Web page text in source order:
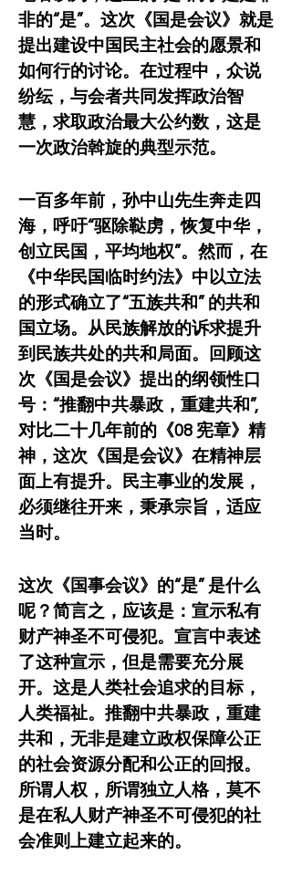
非的“是”。这次《国是会议》就是
提出建设中国民主社会的愿景和
如何行的讨论。在过程中，众说
纷纭，与会者共同发挥政治智
慧，求取政治最大公约数，这是
一次政治斡旋的典型示范。
一百多年前，孙中山先生奔走四
海，呼吁“驱除鞑虏，恢复中华，
创立民国，平均地权”。然而，在
《中华民国临时约法》中以立法
的形式确立了“五族共和” 的共和
国立场。从民族解放的诉求提升
到民族共处的共和局面。回顾这
次《国是会议》提出的纲领性口
号：“推翻中共暴政，重建共和”,
对比二十几年前的《08 宪章》精
神，这次《国是会议》在精神层
面上有提升。民主事业的发展，
必须继往开来，秉承宗旨，适应
当时。
这次《国事会议》的“是” 是什么
呢？简言之，应该是：宣示私有
财产神圣不可侵犯。宣言中表述
了这种宣示，但是需要充分展
开。这是人类社会追求的目标，
人类福祉。推翻中共暴政，重建
共和，无非是建立政权保障公正
的社会资源分配和公正的回报。
所谓人权，所谓独立人格，莫不
是在私人财产神圣不可侵犯的社
会准则上建立起来的。